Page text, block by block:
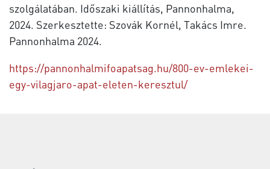
szolgálatában. Időszaki kiállítás, Pannonhalma,
2024. Szerkesztette: Szovák Kornél, Takács Imre.
Pannonhalma 2024.
https://pannonhalmifoapatsag.hu/800-ev-emlekei-
egy-vilagjaro-apat-eleten-keresztul/